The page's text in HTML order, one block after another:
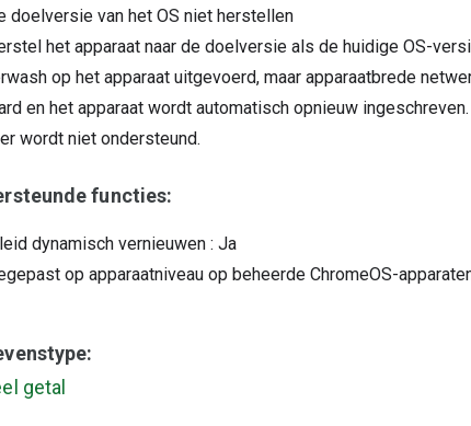
doelversie van het OS niet herstellen
het apparaat naar de doelversie als de huidige OS-
op het apparaat uitgevoerd, maar apparaatbrede
en het apparaat wordt automatisch opnieuw
wordt niet ondersteund.
functies:
dynamisch vernieuwen : Ja
op apparaatniveau op beheerde ChromeOS-
getal